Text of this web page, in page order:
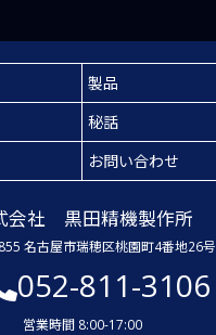
製品
秘話
お問い合わせ
会社 黒田精機製作所
名古屋市瑞穂区桃園町4番地26号
052-811-3106
営業時間 8:00-17:00